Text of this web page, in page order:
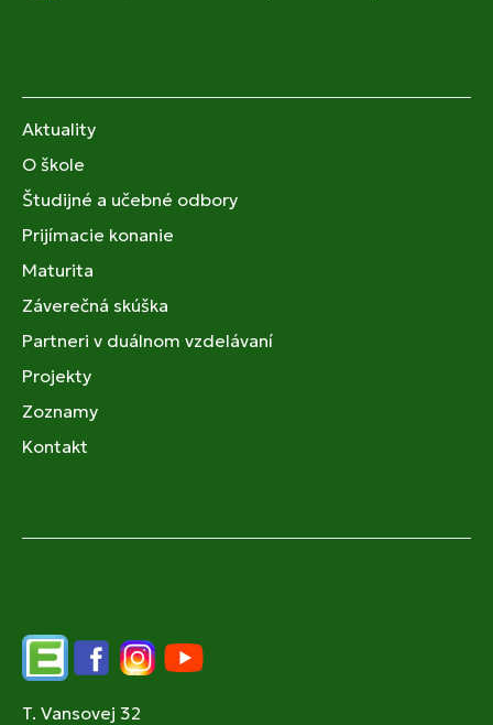
Aktuality
O škole
Študijné a učebné odbory
Prijímacie konanie
Maturita
Záverečná skúška
Partneri v duálnom vzdelávaní
Projekty
Zoznamy
Kontakt
EdupageFacebookInstagram
YouTube
T. Vansovej 32